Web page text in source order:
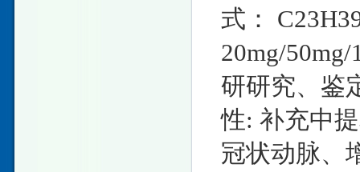
式：
20mg/
研研究、鉴
性: 补充中
冠状动脉、